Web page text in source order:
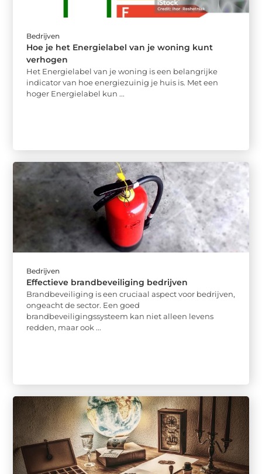
Bedrijven
Hoe je het Energielabel van je woning kunt
verhogen
Het Energielabel van je woning is een belangrijke
indicator van hoe energiezuinig je huis is. Met een
hoger Energielabel kun ...
Bedrijven
Effectieve brandbeveiliging bedrijven
Brandbeveiliging is een cruciaal aspect voor bedrijven,
ongeacht de sector. Een goed
brandbeveiligingssysteem kan niet alleen levens
redden, maar ook ...